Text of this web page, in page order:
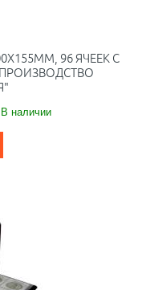
96 ЯЧЕЕК С
В наличии